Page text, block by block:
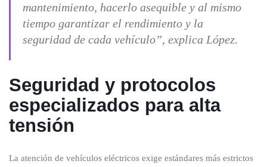
mantenimiento, hacerlo asequible y al mismo
tiempo garantizar el rendimiento y la
seguridad de cada vehículo”, explica López.
Seguridad y protocolos
especializados para alta
tensión
La atención de vehículos eléctricos exige estándares más estrictos